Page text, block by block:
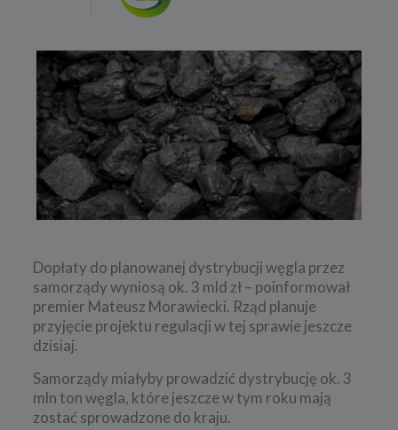
Dopłaty do planowanej dystrybucji węgla przez
samorządy wyniosą ok. 3 mld zł – poinformował
premier Mateusz Morawiecki. Rząd planuje
przyjęcie projektu regulacji w tej sprawie jeszcze
dzisiaj.
Samorządy miałyby prowadzić dystrybucję ok. 3
mln ton węgla, które jeszcze w tym roku mają
zostać sprowadzone do kraju.